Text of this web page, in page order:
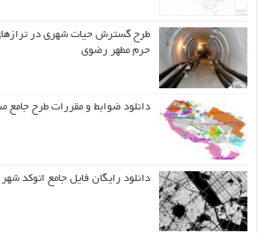
طرح گسترش حیات شهري در
حرم مطهر رضوي
دانلود ضوابط و مقررات طرح جامع
دانلود رایگان فایل جامع اتوکد